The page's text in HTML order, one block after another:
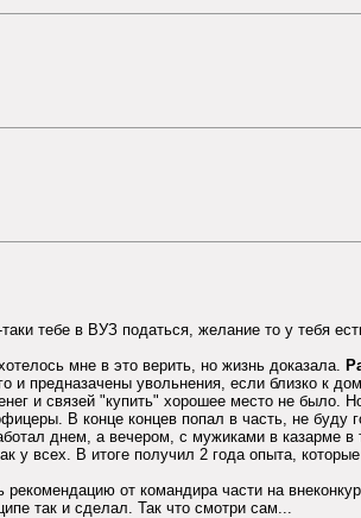
тебе в ВУЗ податься, желание то у тебя
мне в это верить, но жизнь доказала.
предназачены увольнения, если близко к
и связей "купить" хорошее место не
В конце концев попал в часть, не
днем, а вечером, с мужиками в казарме
у всех. В итоге получил 2 года опыта,
от командира части на
так и сделал. Так что смотри сам...